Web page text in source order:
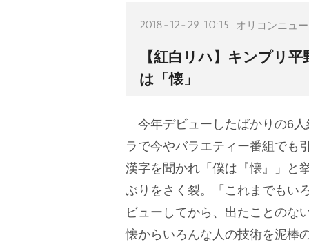
2018-12-29 10:15 オリコンニュー
【紅白リハ】キンプリ
は「懐」
今年デビューしたばかりの6人
ラで今やバラエティー番組でも
漢字を聞かれ「僕は『懐』」と
ぶりをさく裂。「これまでもい
ビューしてから、出たことのな
懐からいろんな人の技術を泥棒